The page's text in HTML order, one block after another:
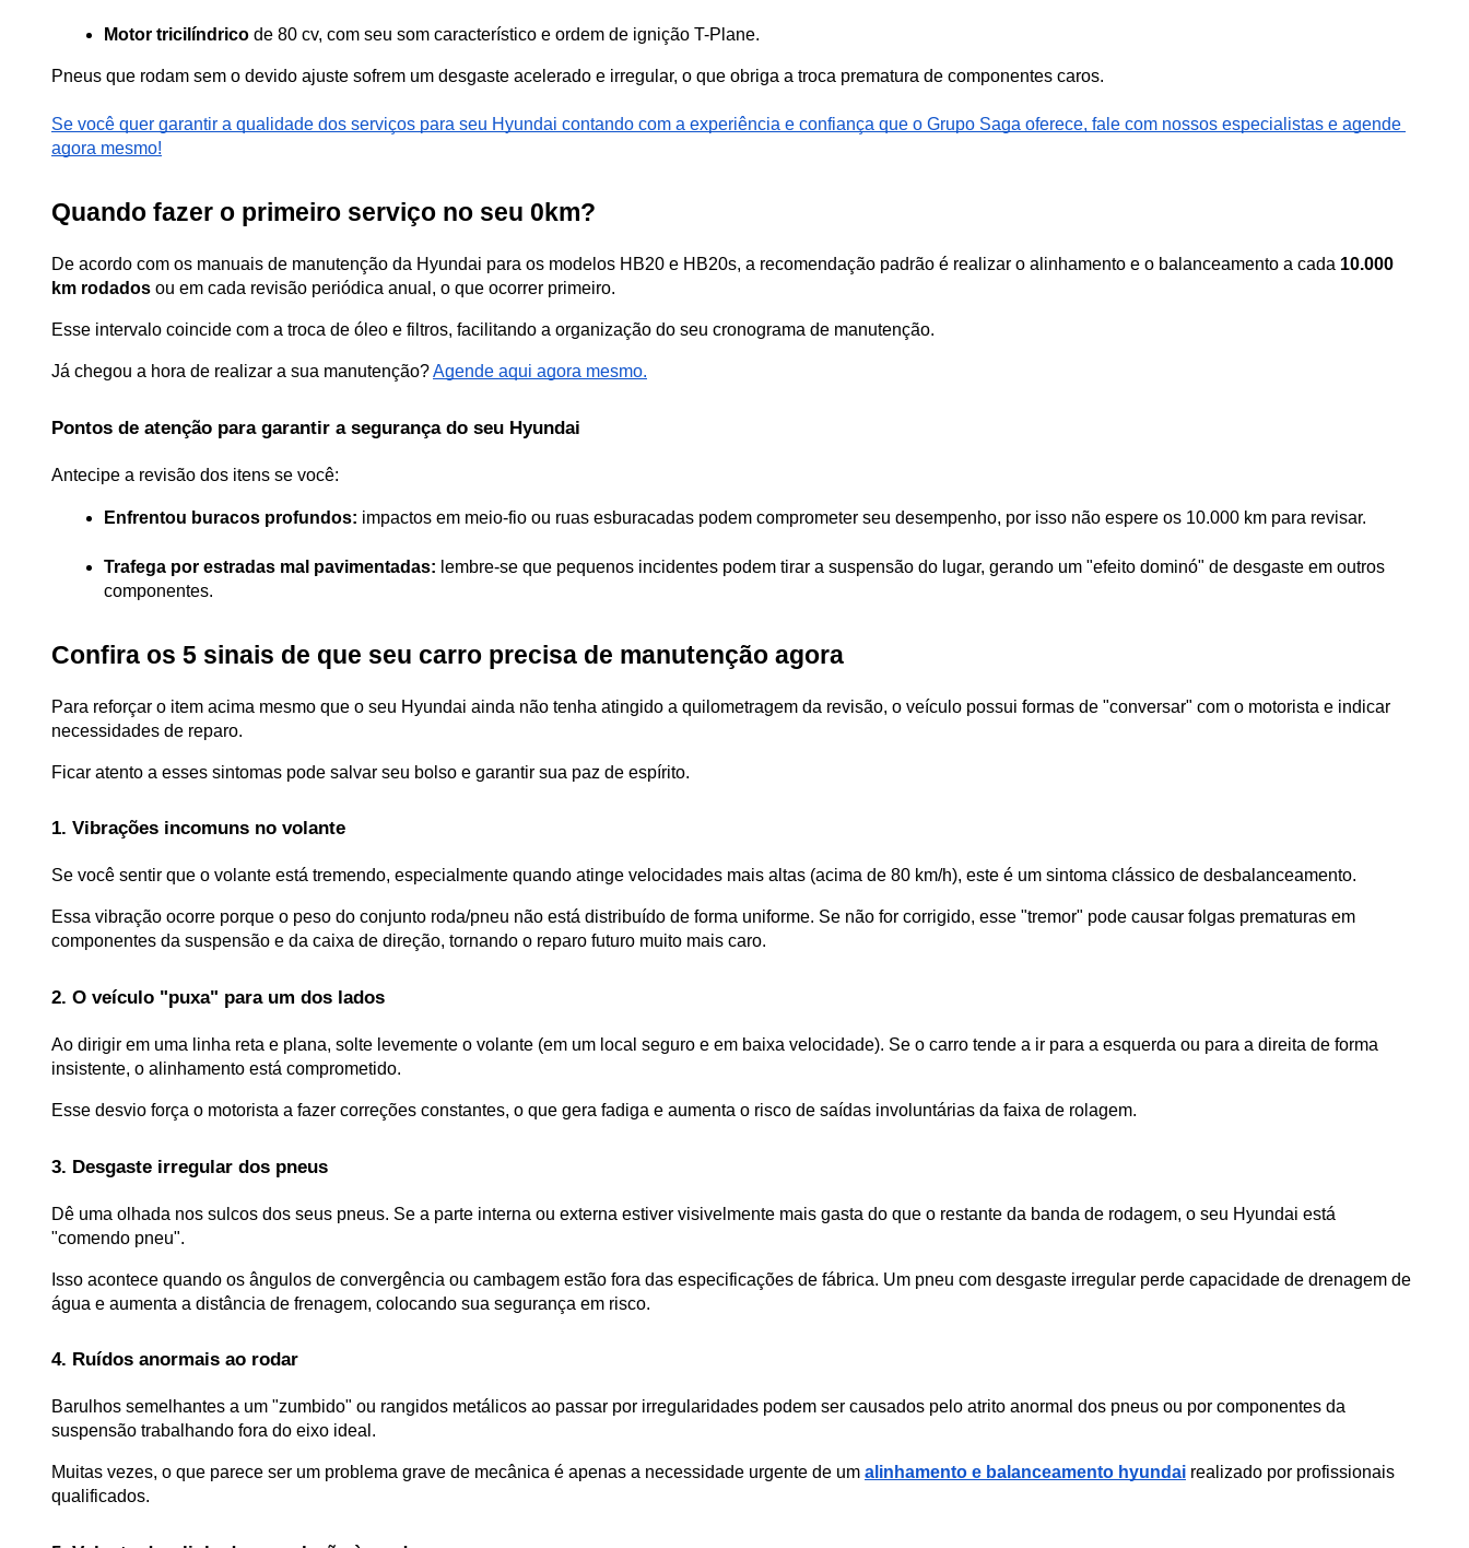
Motor tricilíndrico de 80 cv, com seu som característico e ordem de ignição T-Plane.
Pneus que rodam sem o devido ajuste sofrem um desgaste acelerado e irregular, o que obriga a troca prematura de componentes caros.
Se você quer garantir a qualidade dos serviços para seu Hyundai contando com a experiência e confiança que o Grupo Saga oferece, fale com nossos especialistas e agende
agora mesmo!
Quando fazer o primeiro serviço no seu 0km?
De acordo com os manuais de manutenção da Hyundai para os modelos HB20 e HB20s, a recomendação padrão é realizar o alinhamento e o balanceamento a cada 10.000
km rodados ou em cada revisão periódica anual, o que ocorrer primeiro.
Esse intervalo coincide com a troca de óleo e filtros, facilitando a organização do seu cronograma de manutenção.
Já chegou a hora de realizar a sua manutenção? Agende aqui agora mesmo.
Pontos de atenção para garantir a segurança do seu Hyundai
Antecipe a revisão dos itens se você:
Enfrentou buracos profundos: impactos em meio-fio ou ruas esburacadas podem comprometer seu desempenho, por isso não espere os 10.000 km para revisar.
Trafega por estradas mal pavimentadas: lembre-se que pequenos incidentes podem tirar a suspensão do lugar, gerando um "efeito dominó" de desgaste em outros
componentes.
Confira os 5 sinais de que seu carro precisa de manutenção agora
Para reforçar o item acima mesmo que o seu Hyundai ainda não tenha atingido a quilometragem da revisão, o veículo possui formas de "conversar" com o motorista e indicar
necessidades de reparo.
Ficar atento a esses sintomas pode salvar seu bolso e garantir sua paz de espírito.
1. Vibrações incomuns no volante
Se você sentir que o volante está tremendo, especialmente quando atinge velocidades mais altas (acima de 80 km/h), este é um sintoma clássico de desbalanceamento.
Essa vibração ocorre porque o peso do conjunto roda/pneu não está distribuído de forma uniforme. Se não for corrigido, esse "tremor" pode causar folgas prematuras em
componentes da suspensão e da caixa de direção, tornando o reparo futuro muito mais caro.
2. O veículo "puxa" para um dos lados
Ao dirigir em uma linha reta e plana, solte levemente o volante (em um local seguro e em baixa velocidade). Se o carro tende a ir para a esquerda ou para a direita de forma
insistente, o alinhamento está comprometido.
Esse desvio força o motorista a fazer correções constantes, o que gera fadiga e aumenta o risco de saídas involuntárias da faixa de rolagem.
3. Desgaste irregular dos pneus
Dê uma olhada nos sulcos dos seus pneus. Se a parte interna ou externa estiver visivelmente mais gasta do que o restante da banda de rodagem, o seu Hyundai está
"comendo pneu".
Isso acontece quando os ângulos de convergência ou cambagem estão fora das especificações de fábrica. Um pneu com desgaste irregular perde capacidade de drenagem de
água e aumenta a distância de frenagem, colocando sua segurança em risco.
4. Ruídos anormais ao rodar
Barulhos semelhantes a um "zumbido" ou rangidos metálicos ao passar por irregularidades podem ser causados pelo atrito anormal dos pneus ou por componentes da
suspensão trabalhando fora do eixo ideal.
Muitas vezes, o que parece ser um problema grave de mecânica é apenas a necessidade urgente de um alinhamento e balanceamento hyundai realizado por profissionais
qualificados.